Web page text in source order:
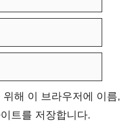
해 이 브라우저에 이름,
트를 저장합니다.